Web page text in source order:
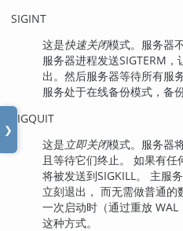
❯
SIGINT
这是快速关闭模式。服务器
服务器进程发送SIGTERM
出。然后服务器等待所有服
服务处于在线备份模式，备
SIGQUIT
这是 立即关闭模式。服务器
且等待它们终止。 如果有
将被发送到SIGKILL 。 主服
立刻退出， 而无需做普通
一次启动时（通过重放
这种方式。